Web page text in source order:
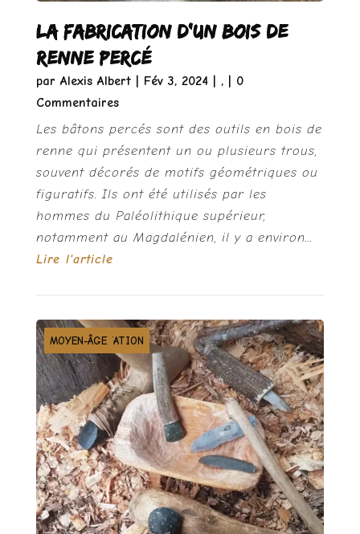
La fabrication d’un bois de
renne percé
par Alexis Albert| Fév 3, 2024| ,
| 0
Commentaires
Les bâtons percés sont des outils en bois de
renne qui présentent un ou plusieurs trous,
souvent décorés de motifs géométriques ou
figuratifs. Ils ont été utilisés par les
hommes du Paléolithique supérieur,
notamment au Magdalénien, il y a environ...
Lire l'article
ANTIQUITÉ
EXPÉRIMENTATION
MOYEN-ÂGE